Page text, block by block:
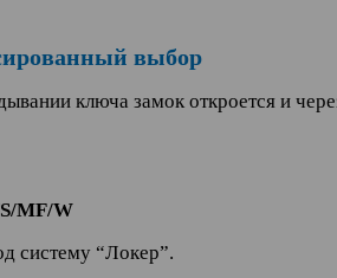
выбор
ключа замок откроется и
MF/W
систему “Локер”.